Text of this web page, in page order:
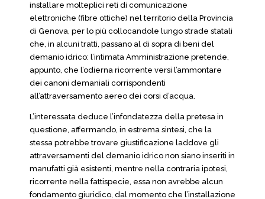
installare molteplici reti di comunicazione
elettroniche (fibre ottiche) nel territorio della Provincia
di Genova, per lo più collocandole lungo strade statali
che, in alcuni tratti, passano al di sopra di beni del
demanio idrico: l’intimata Amministrazione pretende,
appunto, che l’odierna ricorrente versi l’ammontare
dei canoni demaniali corrispondenti
all’attraversamento aereo dei corsi d’acqua.
L’interessata deduce l’infondatezza della pretesa in
questione, affermando, in estrema sintesi, che la
stessa potrebbe trovare giustificazione laddove gli
attraversamenti del demanio idrico non siano inseriti in
manufatti già esistenti, mentre nella contraria ipotesi,
ricorrente nella fattispecie, essa non avrebbe alcun
fondamento giuridico, dal momento che l’installazione